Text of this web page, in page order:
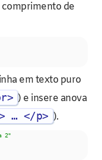
de
em texto puro
) e insere anova
… </p> ).
2"